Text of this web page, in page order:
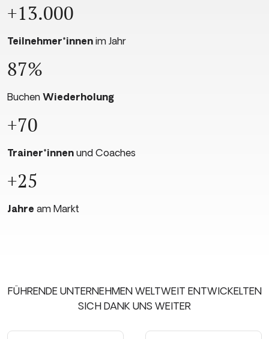
+13.000
Teilnehmer*innen im Jahr
87%
Buchen Wiederholung
+70
Trainer*innen und Coaches
+25
Jahre am Markt
FÜHRENDE UNTERNEHMEN WELTWEIT ENTWICKELTEN
SICH DANK UNS WEITER